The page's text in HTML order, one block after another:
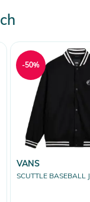
VANS
SCUTTLE BASEBALL
-50%